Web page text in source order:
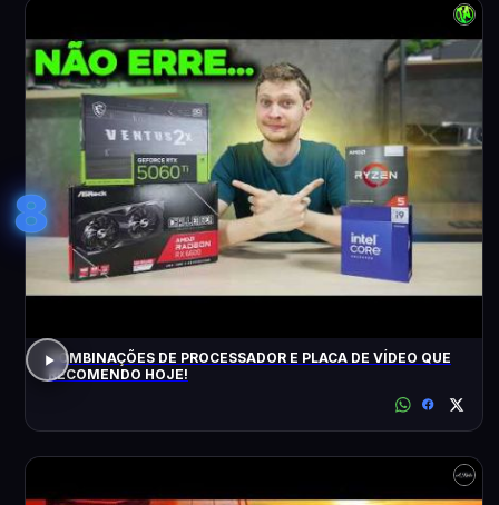
8
COMBINAÇÕES DE PROCESSADOR E PLACA DE VÍDEO QUE
RECOMENDO HOJE!